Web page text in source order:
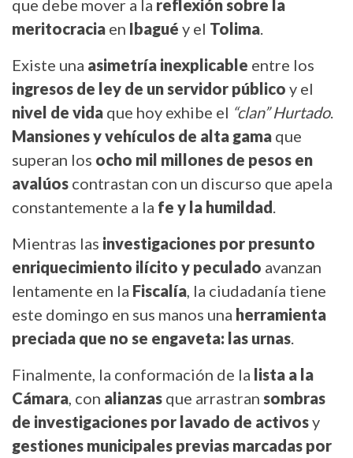
que debe mover a la reflexión sobre la
meritocracia en Ibagué y el Tolima.
Existe una asimetría inexplicable entre los
ingresos de ley de un servidor público y el
nivel de vida que hoy exhibe el “clan” Hurtado.
Mansiones y vehículos de alta gama que
superan los ocho mil millones de pesos en
avalúos contrastan con un discurso que apela
constantemente a la fe y la humildad.
Mientras las investigaciones por presunto
enriquecimiento ilícito y peculado avanzan
lentamente en la Fiscalía, la ciudadanía tiene
este domingo en sus manos una herramienta
preciada que no se engaveta: las urnas.
Finalmente, la conformación de la lista a la
Cámara, con alianzas que arrastran sombras
de investigaciones por lavado de activosy
gestiones municipales previas marcadas por